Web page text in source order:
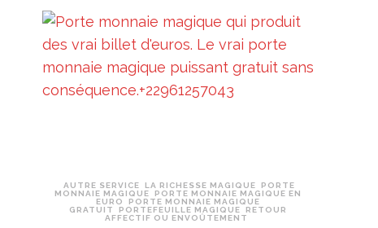
AUTRE SERVICE LA RICHESSE MAGIQUE
PORTE
MONNAIE MAGIQUE
PORTE MONNAIE MAGIQUE EN
EURO
PORTE MONNAIE MAGIQUE
GRATUIT
PORTEFEUILLE MAGIQUE
RETOUR
AFFECTIF OU ENVOÛTEMENT